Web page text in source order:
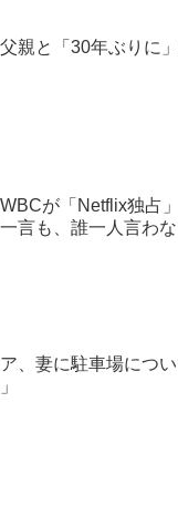
親と「30年ぶりに
が「Netflix独占
言も、誰一人言わな
、妻に駐車場につ